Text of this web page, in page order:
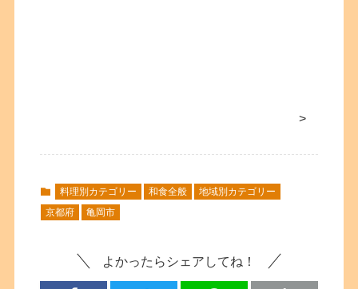
>
料理別カテゴリー 和食全般
地域別カテゴリー
京都府
亀岡市
よかったらシェアしてね！